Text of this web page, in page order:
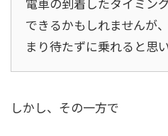
できるかもしれませんが
まり待たずに乗れると思い
しかし、その一方で